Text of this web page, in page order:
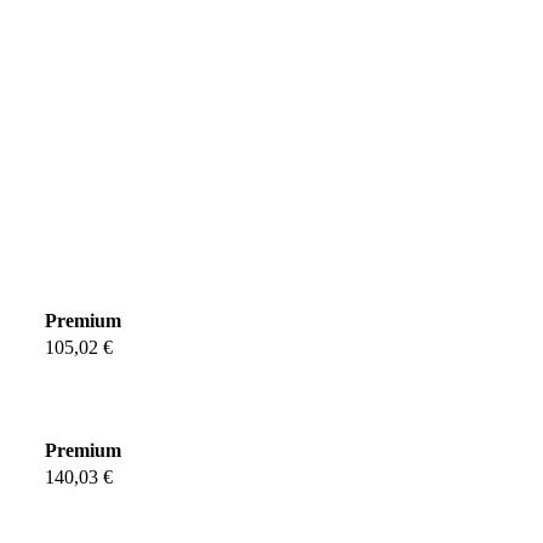
Premium
105,02 €
Premium
140,03 €